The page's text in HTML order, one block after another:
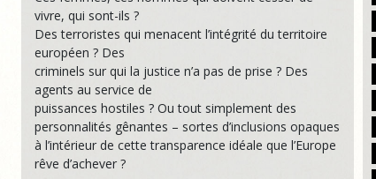
vivre, qui sont-ils ?
Des terroristes qui menacent l’intégrité du territoire
européen ? Des
criminels sur qui la justice n’a pas de prise ? Des
agents au service de
puissances hostiles ? Ou tout simplement des
personnalités gênantes – sortes d’inclusions opaques
à l’intérieur de cette transparence idéale que l’Europe
rêve d’achever ?